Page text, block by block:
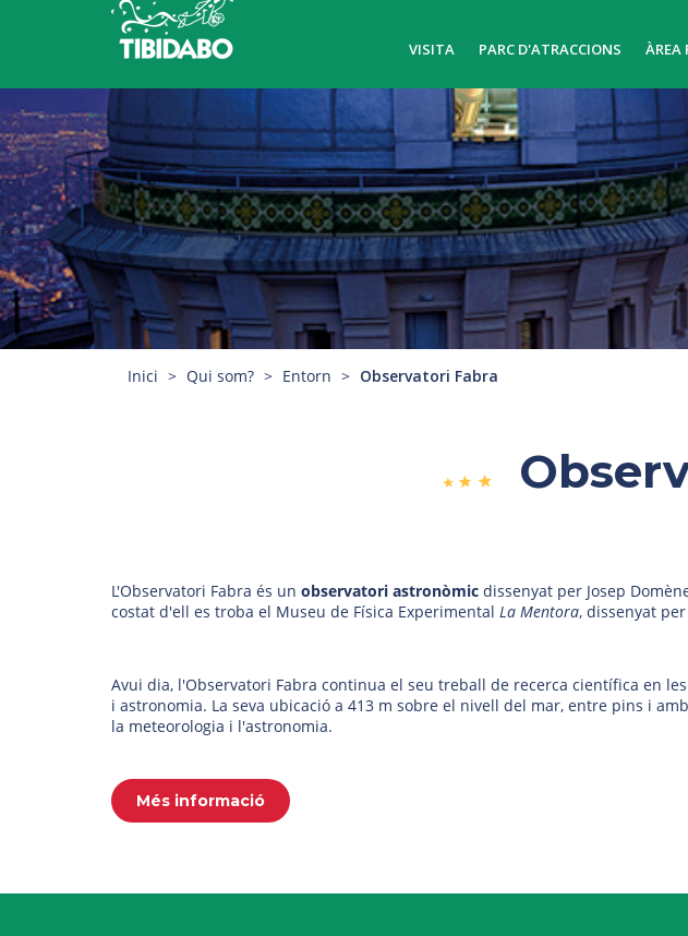
VISITA PARC D'ATRACCIONS ÀREA
Inici Qui som? Entorn Observatori Fabra
L'Observatori Fabra és un observatori astronòmic dissenyat per Josep
costat d'ell es troba el Museu de Física Experimental La Mentora, dissenyat
Avui dia, l'Observatori Fabra continua el seu treball de recerca científica en
i astronomia. La seva ubicació a 413 m sobre el nivell del mar, entre pins i
la meteorologia i l'astronomia.
Més informació